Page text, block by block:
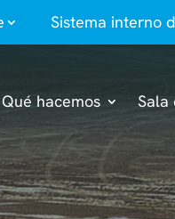
Sistema interno
Qué hacemos Sala